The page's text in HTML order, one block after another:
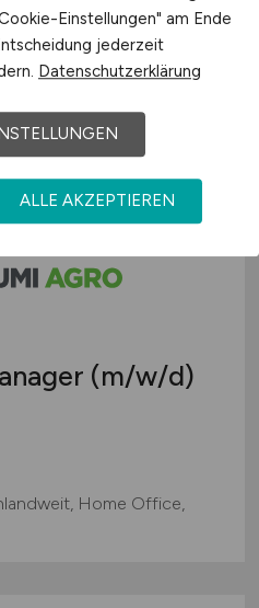
GmbH
(m/w/d)
Home Office,
Einstellungen" am Ende
jederzeit
Datenschutzerklärung
ALLE AKZEPTIEREN